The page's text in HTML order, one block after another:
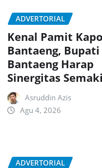
ADVERTORIAL
Kenal Pamit
Bantaeng, Bupati
Bantaeng Harap
Sinergitas
Asruddin Azis
Agu 4, 2026
ADVERTORIAL